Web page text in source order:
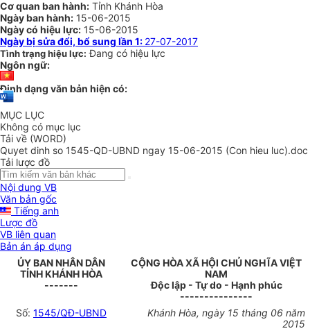
Cơ quan ban hành: Tỉnh Khánh Hòa
Ngày ban hành: 15-06-2015
Ngày có hiệu lực: 15-06-2015
Ngày bị sửa đổi, bổ sung lần 1: 27-07-2017
Tình trạng hiệu lực: Đang có hiệu lực
Ngôn ngữ:
Định dạng văn bản hiện có:
MỤC LỤC
Không có mục lục
Tải về (WORD)
Quyet dinh so 1545-QD-UBND ngay 15-06-2015 (Con hieu luc).doc
Tải lược đồ
Nội dung VB
Văn bản gốc
Tiếng anh
Lược đồ
VB liên quan
Bản án áp dụng
ỦY BAN NHÂN DÂN
TỈNHKHÁNH HÒA
-------
CỘNG HÒA XÃ HỘI CHỦ NGHĨA VIỆT
NAM
Độc lập - Tự do - Hạnh phúc
---------------
Số: 1545/QĐ-UBND Khánh Hòa, ngày15 tháng 06năm
2015